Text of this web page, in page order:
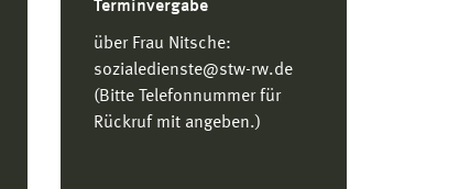
Terminvergabe
über Frau Nitsche:
sozialedienste@stw-rw.de
(Bitte Telefonnummer für
Rückruf mit angeben.)